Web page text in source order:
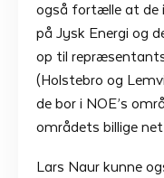
også fortælle at de
på Jysk Energi og
op til
(Holstebro og
de bor i NOE’s
områdets billige
Lars Naur kunne